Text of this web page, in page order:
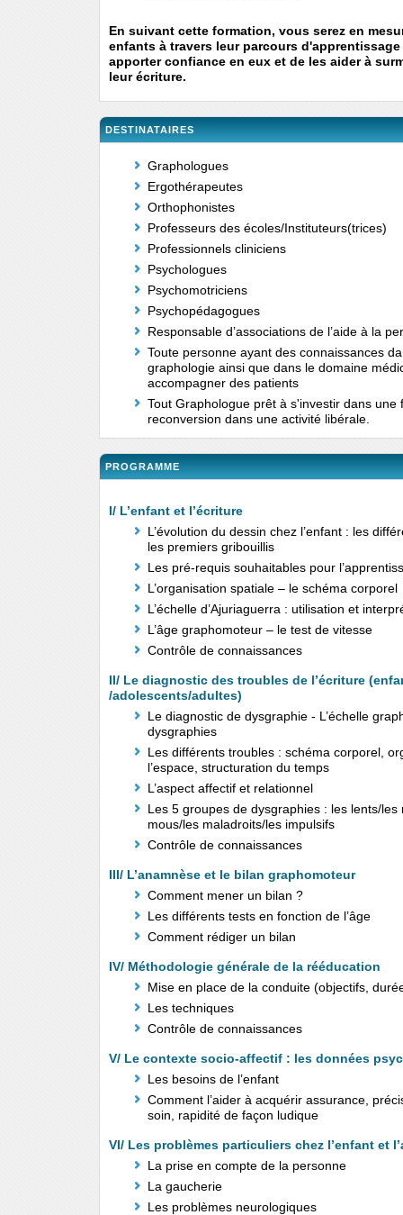
En suivant cette formation, vous serez en
enfants à travers leur parcours
apporter confiance en eux et de les aider à
leur écriture.
DESTINATAIRES
Graphologues
Ergothérapeutes
Orthophonistes
Professeurs des écoles/Instituteurs(trices)
Professionnels cliniciens
Psychologues
Psychomotriciens
Psychopédagogues
Responsable d’associations de l’aide à la
Toute personne ayant des connaissances
graphologie ainsi que dans le domaine
accompagner des patients
Tout Graphologue prêt à s'investir dans
reconversion dans une activité libérale.
PROGRAMME
I/ L’enfant et l’écriture
L’évolution du dessin chez l’enfant : les
les premiers gribouillis
Les pré-requis souhaitables pour
L’organisation spatiale – le schéma corporel
L’échelle d’Ajuriaguerra : utilisation et
L’âge graphomoteur – le test de vitesse
Contrôle de connaissances
II/ Le diagnostic des troubles de l’écriture
/adolescents/adultes)
Le diagnostic de dysgraphie - L’échelle
dysgraphies
Les différents troubles : schéma corporel,
l’espace, structuration du temps
L’aspect affectif et relationnel
Les 5 groupes de dysgraphies : les lents/les
mous/les maladroits/les impulsifs
Contrôle de connaissances
III/ L’anamnèse et le bilan graphomoteur
Comment mener un bilan ?
Les différents tests en fonction de l’âge
Comment rédiger un bilan
IV/ Méthodologie générale de la rééducation
Mise en place de la conduite (objectifs,
Les techniques
Contrôle de connaissances
V/ Le contexte socio-affectif : les données
Les besoins de l’enfant
Comment l’aider à acquérir assurance,
soin, rapidité de façon ludique
VI/ Les problèmes particuliers chez l’enfant et
La prise en compte de la personne
La gaucherie
Les problèmes neurologiques